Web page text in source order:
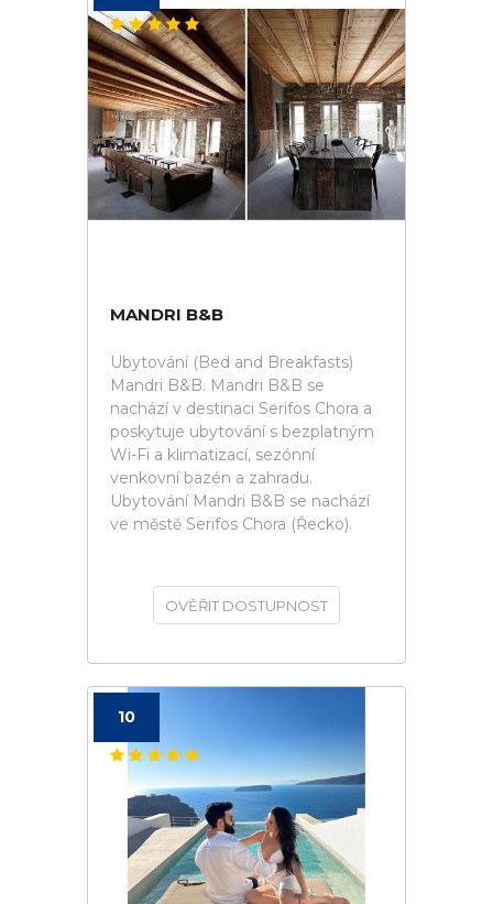
MANDRI B&B
Ubytování (Bed and Breakfasts)
Mandri B&B. Mandri B&B se
nachází v destinaci Serifos Chora a
poskytuje ubytování s bezplatným
Wi-Fi a klimatizací, sezónní
venkovní bazén a zahradu.
Ubytování Mandri B&B se nachází
ve městě Serifos Chora (Řecko).
OVĚŘIT DOSTUPNOST
10